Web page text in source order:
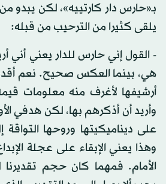
بـ«حارس دار كارتييه»، لكن يبدو
يلقى كثيرا من الترحيب من قبله:
- القول إني حارس للدار يعني أني
هي، بينما العكس صحيح. نعم
أرشيفها لأغرف منه معلومات
وأريد أن أذكرهم بها، لكن هدفي
على ديناميكيتها وروحها التواقة
وهذا يعني الإبقاء على عجلة
الأمام. فمهما كان حجم تقديرنا